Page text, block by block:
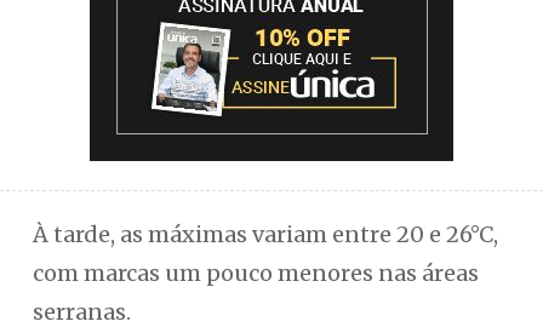
À tarde, as máximas variam entre 20 e 26°C,
com marcas um pouco menores nas áreas
serranas.